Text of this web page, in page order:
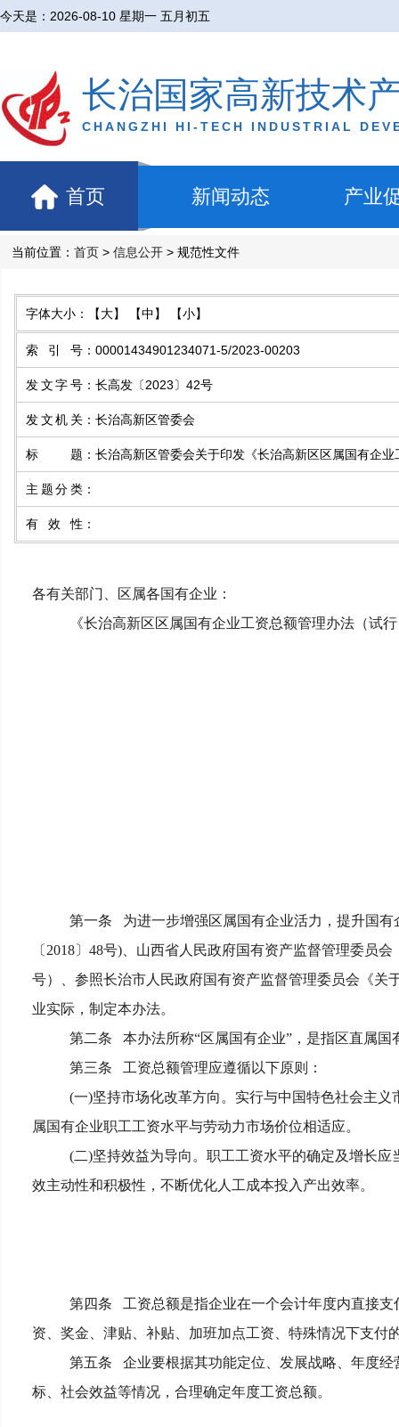
今天是： 2026-08-10 星期一 五月初五
长治国家高新技术
CHANGZHI HI-TECH INDUSTRIAL
首页 新闻动态 产业
当前位置： 首页 > 信息公开 > 规范性文件
字体大小： 【大】 【中】 【小】
索引号 ： 00001434901234071-5/2023-00203
发文字号 ： 长高发〔2023〕42号
发文机关 ： 长治高新区管委会
标题 ： 长治高新区管委会关于印发《长治高新区区属国有企
主题分类 ：
有效性 ：
各有关部门、区属各国有企业：
《长治高新区区属国有企业工资总额管理办法（试
第一条 为进一步增强区属国有企业活力，提升国
〔2018〕48号)、山西省人民政府国有资产监督管理委员
号）、参照长治市人民政府国有资产监督管理委员会《关
业实际，制定本办法。
第二条 本办法所称“区属国有企业”，是指区直属
第三条 工资总额管理应遵循以下原则：
(一)坚持市场化改革方向。实行与中国特色社会主
属国有企业职工工资水平与劳动力市场价位相适应。
(二)坚持效益为导向。职工工资水平的确定及增长
效主动性和积极性，不断优化人工成本投入产出效率。
第四条 工资总额是指企业在一个会计年度内直接
资、奖金、津贴、补贴、加班加点工资、特殊情况下支付
第五条 企业要根据其功能定位、发展战略、年度
标、社会效益等情况，合理确定年度工资总额。